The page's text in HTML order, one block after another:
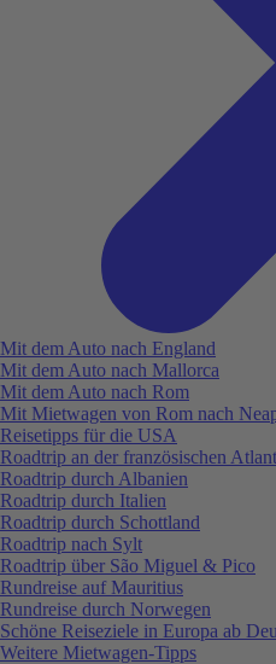
Mit dem Auto nach England
Mit dem Auto nach Mallorca
Mit dem Auto nach Rom
Mit Mietwagen von Rom nach
Reisetipps für die USA
Roadtrip an der französischen
Roadtrip durch Albanien
Roadtrip durch Italien
Roadtrip durch Schottland
Roadtrip nach Sylt
Roadtrip über São Miguel & Pico
Rundreise auf Mauritius
Rundreise durch Norwegen
Schöne Reiseziele in Europa ab
Weitere Mietwagen-Tipps